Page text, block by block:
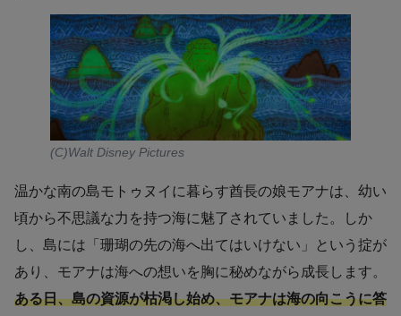
(C)Walt Disney Pictures
温かな南の島モトゥヌイに暮らす酋長の娘モアナは、幼い
頃から不思議な力を持つ海に魅了されていました。しか
し、島には「珊瑚の先の海へ出てはいけない」という掟が
あり、モアナは海への想いを胸に秘めながら成長します。
ある日、島の資源が枯渇し始め、モアナは海の向こうに答